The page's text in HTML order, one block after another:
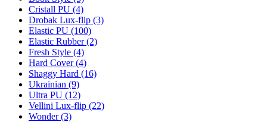
Cristall PU (4)
Drobak Lux-flip (3)
Elastic PU (100)
Elastic Rubber (2)
Fresh Style (4)
Hard Cover (4)
Shaggy Hard (16)
Ukrainian (9)
Ultra PU (12)
Vellini Lux-flip (22)
Wonder (3)